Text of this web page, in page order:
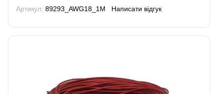
Артикул: 89293_AWG18_1M Написати відгук